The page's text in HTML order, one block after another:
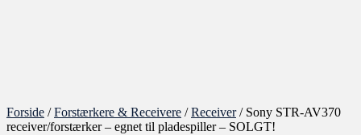
Forside /Forstærkere & Receivere /Receiver/ Sony STR-AV370
receiver/forstærker – egnet til pladespiller – SOLGT!